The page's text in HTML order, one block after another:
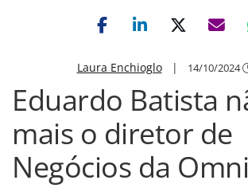
Laura Enchioglo| 14/10/2024
Eduardo Batista
mais o diretor de
Negócios da